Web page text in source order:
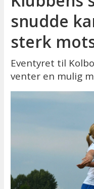
snudde
sterk
Eventyret til
venter en mulig